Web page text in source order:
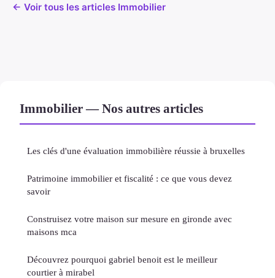
← Voir tous les articles Immobilier
Immobilier — Nos autres articles
Les clés d'une évaluation immobilière réussie à bruxelles
Patrimoine immobilier et fiscalité : ce que vous devez
savoir
Construisez votre maison sur mesure en gironde avec
maisons mca
Découvrez pourquoi gabriel benoit est le meilleur
courtier à mirabel